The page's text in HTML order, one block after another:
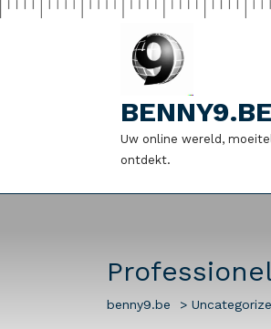
Naar
BENNY9.BE
Uw online wereld,
ontdekt.
benny9.be >